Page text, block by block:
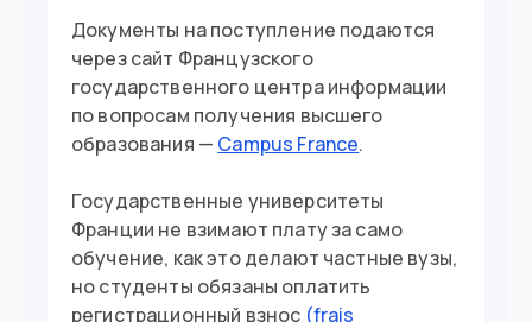
Документы на поступление подаются
через сайт Французского
государственного центра информации
по вопросам получения высшего
образования — Campus France.
Государственные университеты
Франции не взимают плату за само
обучение, как это делают частные вузы,
но студенты обязаны оплатить
регистрационный взнос (frais